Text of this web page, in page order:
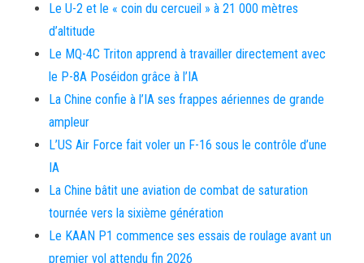
Le U-2 et le « coin du cercueil » à 21 000 mètres
d’altitude
Le MQ-4C Triton apprend à travailler directement avec
le P-8A Poséidon grâce à l’IA
La Chine confie à l’IA ses frappes aériennes de grande
ampleur
L’US Air Force fait voler un F-16 sous le contrôle d’une
IA
La Chine bâtit une aviation de combat de saturation
tournée vers la sixième génération
Le KAAN P1 commence ses essais de roulage avant un
premier vol attendu fin 2026